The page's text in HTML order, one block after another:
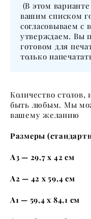
(В этом
вашим списком
согласовываем с
утверждаем. Вы
готовом для
только
Количество
быть любым. Мы
вашему желанию
Размеры
А3 — 29,7 x 42 см
А2 — 42 x 59,4 см
А1 — 59,4 x 84,1 см